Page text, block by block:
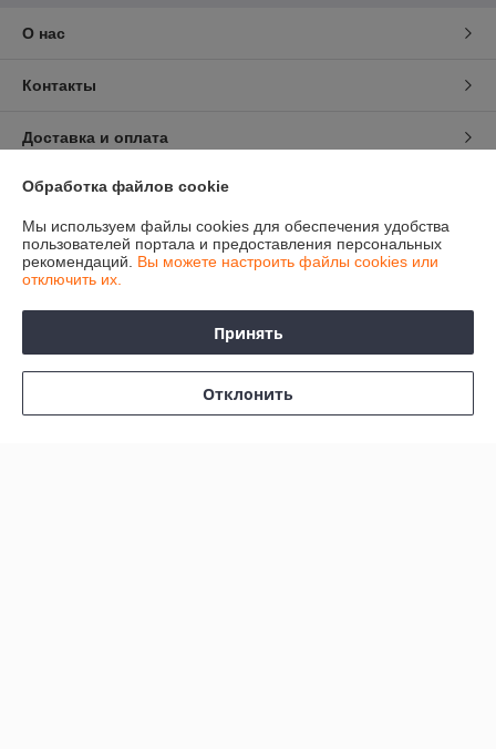
О нас
Контакты
Доставка и оплата
График работы
Полная версия сайта
Сайт создан на платформе Deal.by
Обработка файлов cookie
Мы используем файлы cookies для обеспечения удобства
пользователей портала и предоставления персональных
рекомендаций. Вы можете настроить файлы cookies или
отключить их.
Принять
Отклонить